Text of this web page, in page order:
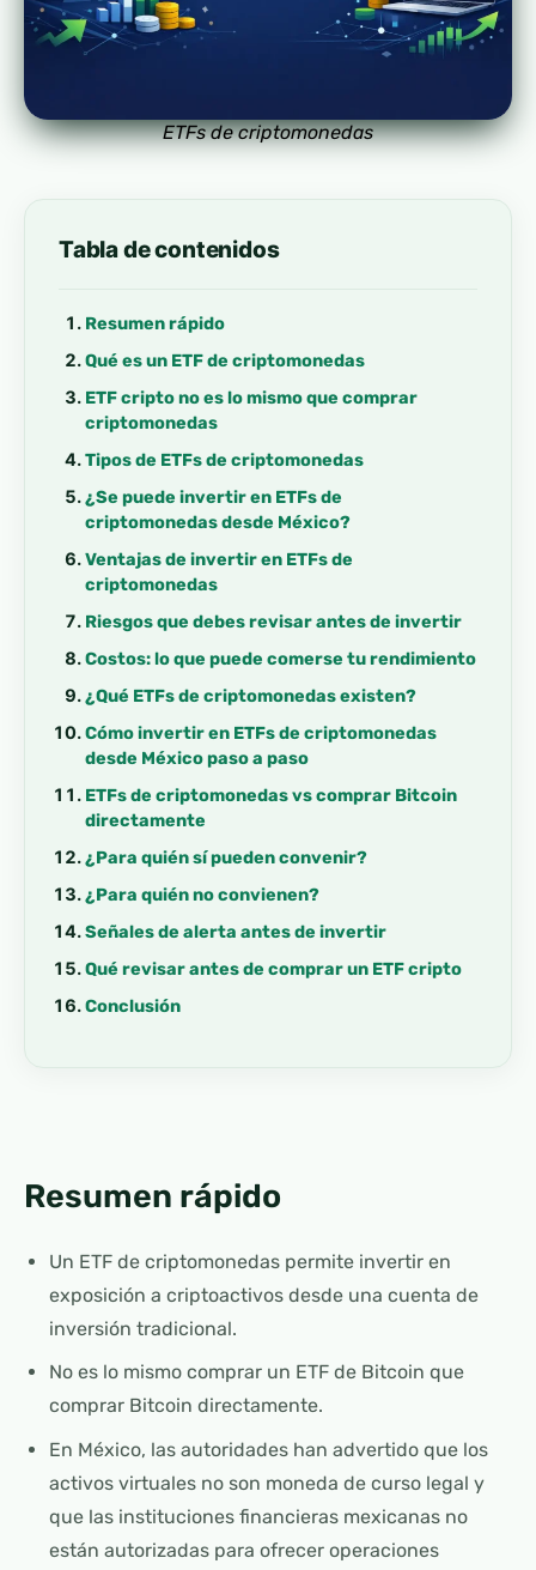
ETFs de criptomonedas
Tabla de contenidos
Resumen rápido
Qué es un ETF de criptomonedas
ETF cripto no es lo mismo que comprar
criptomonedas
Tipos de ETFs de criptomonedas
¿Se puede invertir en ETFs de
criptomonedas desde México?
Ventajas de invertir en ETFs de
criptomonedas
Riesgos que debes revisar antes de invertir
Costos: lo que puede comerse tu rendimiento
¿Qué ETFs de criptomonedas existen?
Cómo invertir en ETFs de criptomonedas
desde México paso a paso
ETFs de criptomonedas vs comprar Bitcoin
directamente
¿Para quién sí pueden convenir?
¿Para quién no convienen?
Señales de alerta antes de invertir
Qué revisar antes de comprar un ETF cripto
Conclusión
Resumen rápido
Un ETF de criptomonedas permite invertir en
exposición a criptoactivos desde una cuenta de
inversión tradicional.
No es lo mismo comprar un ETF de Bitcoin que
comprar Bitcoin directamente.
En México, las autoridades han advertido que los
activos virtuales no son moneda de curso legal y
que las instituciones financieras mexicanas no
están autorizadas para ofrecer operaciones